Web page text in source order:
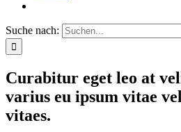
Suche nach:
Curabitur eget leo at
varius eu ipsum vitae
vitaes.